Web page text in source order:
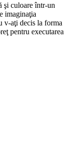
şi culoare într-un
imaginaţia
v-aţi decis la forma
pentru executarea